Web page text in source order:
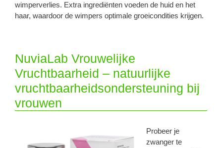
wimperverlies. Extra ingrediënten voeden de huid en het
haar, waardoor de wimpers optimale groeicondities krijgen.
NuviaLab Vrouwelijke
Vruchtbaarheid – natuurlijke
vruchtbaarheidsondersteuning bij
vrouwen
Probeer je
zwanger te